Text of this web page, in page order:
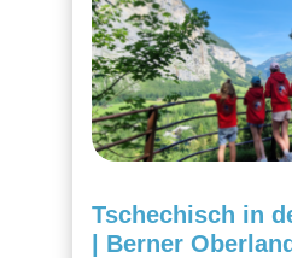
Tschechisch in
| Berner Oberland